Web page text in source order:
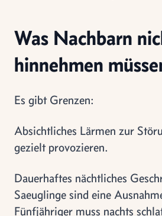
Was Nachbarn
hinnehmen
Es gibt Grenzen:
Absichtliches Lärmen zur
gezielt provozieren.
Dauerhaftes nächtliches
Saeuglinge sind eine
Fünfjähriger muss nachts